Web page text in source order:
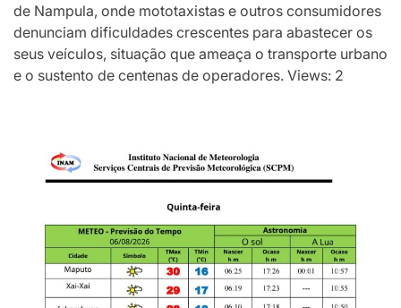
de Nampula, onde mototaxistas e outros consumidores
denunciam dificuldades crescentes para abastecer os
seus veículos, situação que ameaça o transporte urbano
e o sustento de centenas de operadores. Views: 2